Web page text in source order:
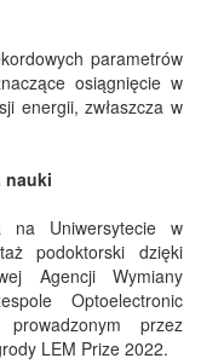
parametrów
osiągnięcie w
energii, zwłaszcza w
nauki
Uniwersytecie w
podoktorski dzięki
Agencji Wymiany
Optoelectronic
przez
LEM Prize 2022.